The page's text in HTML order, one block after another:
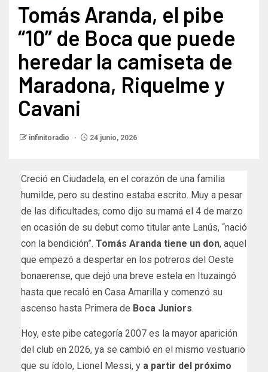
Tomás Aranda, el pibe
“10” de Boca que puede
heredar la camiseta de
Maradona, Riquelme y
Cavani
infinitoradio 24 junio, 2026
Creció en Ciudadela, en el corazón de una familia
humilde, pero su destino estaba escrito. Muy a pesar
de las dificultades, como dijo su mamá el 4 de marzo
en ocasión de su debut como titular ante Lanús, “nació
con la bendición”. Tomás Aranda tiene un don, aquel
que empezó a despertar en los potreros del Oeste
bonaerense, que dejó una breve estela en Ituzaingó
hasta que recaló en Casa Amarilla y comenzó su
ascenso hasta Primera de Boca Juniors.
Hoy, este pibe categoría 2007 es la mayor aparición
del club en 2026, ya se cambió en el mismo vestuario
que su ídolo, Lionel Messi, y a partir del próximo